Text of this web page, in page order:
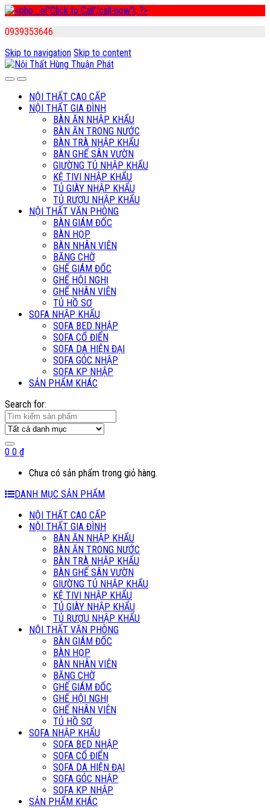
0939353646
Skip to navigation Skip to content
NỘI THẤT CAO CẤP
NỘI THẤT GIA ĐÌNH
BÀN ĂN NHẬP KHẨU
BÀN ĂN TRONG NƯỚC
BÀN TRÀ NHẬP KHẨU
BÀN GHẾ SÂN VƯỜN
GIƯỜNG TỦ NHẬP KHẨU
KỆ TIVI NHẬP KHẨU
TỦ GIÀY NHẬP KHẨU
TỦ RƯỢU NHẬP KHẨU
NỘI THẤT VĂN PHÒNG
BÀN GIÁM ĐỐC
BÀN HỌP
BÀN NHÂN VIÊN
BĂNG CHỜ
GHẾ GIÁM ĐỐC
GHẾ HỘI NGHỊ
GHẾ NHÂN VIÊN
TỦ HỒ SƠ
SOFA NHẬP KHẨU
SOFA BED NHẬP
SOFA CỔ ĐIỂN
SOFA DA HIỆN ĐẠI
SOFA GÓC NHẬP
SOFA KP NHẬP
SẢN PHẨM KHÁC
Search for:
0 0 ₫
Chưa có sản phẩm trong giỏ hàng.
DANH MỤC SẢN PHẨM
NỘI THẤT CAO CẤP
NỘI THẤT GIA ĐÌNH
BÀN ĂN NHẬP KHẨU
BÀN ĂN TRONG NƯỚC
BÀN TRÀ NHẬP KHẨU
BÀN GHẾ SÂN VƯỜN
GIƯỜNG TỦ NHẬP KHẨU
KỆ TIVI NHẬP KHẨU
TỦ GIÀY NHẬP KHẨU
TỦ RƯỢU NHẬP KHẨU
NỘI THẤT VĂN PHÒNG
BÀN GIÁM ĐỐC
BÀN HỌP
BÀN NHÂN VIÊN
BĂNG CHỜ
GHẾ GIÁM ĐỐC
GHẾ HỘI NGHỊ
GHẾ NHÂN VIÊN
TỦ HỒ SƠ
SOFA NHẬP KHẨU
SOFA BED NHẬP
SOFA CỔ ĐIỂN
SOFA DA HIỆN ĐẠI
SOFA GÓC NHẬP
SOFA KP NHẬP
SẢN PHẨM KHÁC